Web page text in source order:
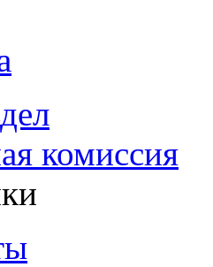
комиссия